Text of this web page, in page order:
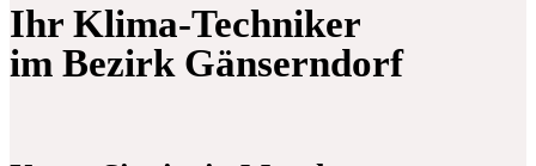
Ihr Klima-Techniker
im Bezirk Gänserndorf